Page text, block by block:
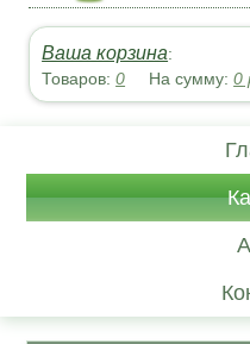
Ваша корзина:
Товаров:0 На сумму:0